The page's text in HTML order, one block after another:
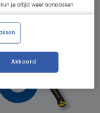
je altijd weer aanpassen.
Akkoord